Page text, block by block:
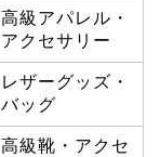
高級アパレル・
アクセサリー
レザーグッズ・
バッグ
高級靴・アクセ